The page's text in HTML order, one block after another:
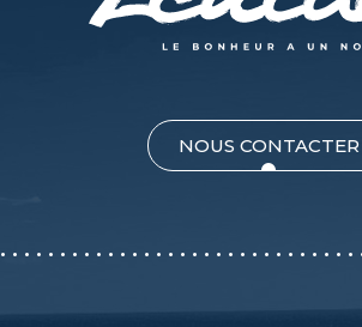
NOUS CONTACTER